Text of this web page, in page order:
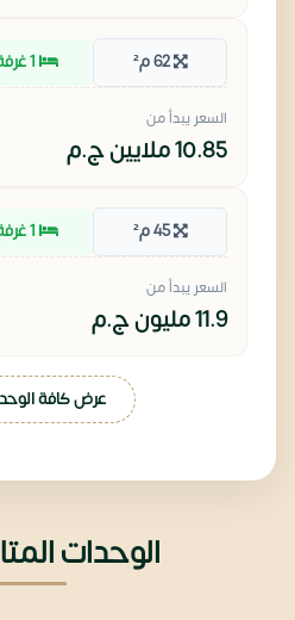
62 م² 1 غرفة
السعر يبدأ من
10.85 ملايين ج.م
45 م² 1 غرفة
السعر يبدأ من
11.9 مليون ج.م
عرض كافة
الوحدات